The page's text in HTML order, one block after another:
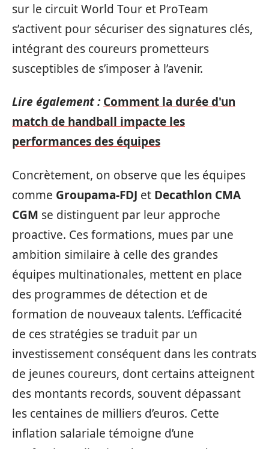
sur le circuit World Tour et ProTeam
s’activent pour sécuriser des signatures clés,
intégrant des coureurs prometteurs
susceptibles de s’imposer à l’avenir.
Lire également : Comment la durée d'un
match de handball impacte les
performances des équipes
Concrètement, on observe que les équipes
comme Groupama-FDJ et Decathlon CMA
CGM se distinguent par leur approche
proactive. Ces formations, mues par une
ambition similaire à celle des grandes
équipes multinationales, mettent en place
des programmes de détection et de
formation de nouveaux talents. L’efficacité
de ces stratégies se traduit par un
investissement conséquent dans les contrats
de jeunes coureurs, dont certains atteignent
des montants records, souvent dépassant
les centaines de milliers d’euros. Cette
inflation salariale témoigne d’une